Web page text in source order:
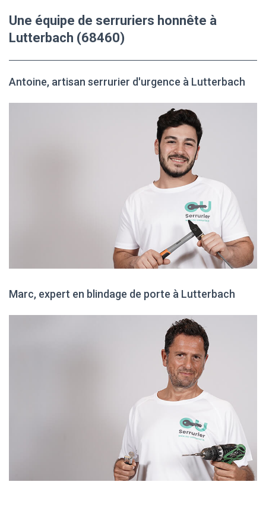
Une équipe de serruriers honnête à
Lutterbach (68460)
Antoine, artisan serrurier d'urgence à Lutterbach
Marc, expert en blindage de porte à Lutterbach